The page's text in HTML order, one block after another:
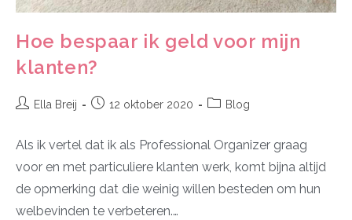
Hoe bespaar ik geld voor mijn
klanten?
Ella Breij 12 oktober 2020 Blog
Als ik vertel dat ik als Professional Organizer graag
voor en met particuliere klanten werk, komt bijna altijd
de opmerking dat die weinig willen besteden om hun
welbevinden te verbeteren.…